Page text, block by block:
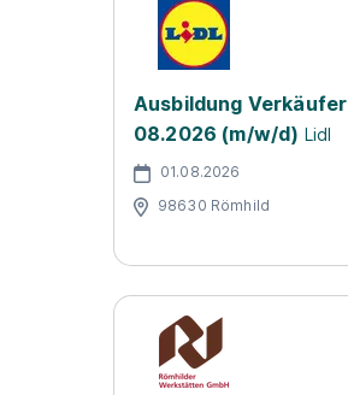
Ausbildung Verkäufer
08.2026 (m/w/d) Lidl
01.08.2026
98630 Römhild